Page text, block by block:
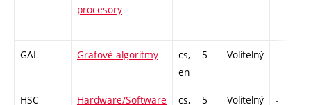
procesory
GAL Grafové algoritmy
cs,
en
5 Volitelný -
HSC
Hardware/Software
cs,
5 Volitelný -